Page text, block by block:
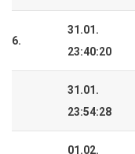
6.
31.01.
23:40:20
31.01.
23:54:28
01.02.